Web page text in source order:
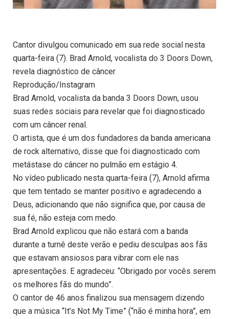
Cantor divulgou comunicado em sua rede social nesta
quarta-feira (7). Brad Arnold, vocalista do 3 Doors Down,
revela diagnóstico de câncer
Reprodução/Instagram
Brad Arnold, vocalista da banda 3 Doors Down, usou
suas redes sociais para revelar que foi diagnosticado
com um câncer renal.
O artista, que é um dos fundadores da banda americana
de rock alternativo, disse que foi diagnosticado com
metástase do câncer no pulmão em estágio 4.
No vídeo publicado nesta quarta-feira (7), Arnold afirma
que tem tentado se manter positivo e agradecendo a
Deus, adicionando que não significa que, por causa de
sua fé, não esteja com medo.
Brad Arnold explicou que não estará com a banda
durante a turnê deste verão e pediu desculpas aos fãs
que estavam ansiosos para vibrar com ele nas
apresentações. E agradeceu: “Obrigado por vocês serem
os melhores fãs do mundo”.
O cantor de 46 anos finalizou sua mensagem dizendo
que a música “It’s Not My Time” (“não é minha hora”, em